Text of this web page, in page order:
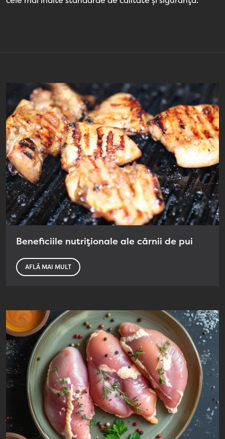
Beneficiile nutriționale ale cărnii de pui
AFLĂ MAI MULT